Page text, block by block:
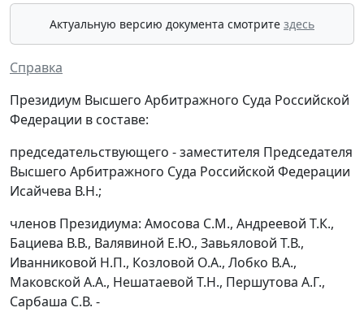
Актуальную версию документа смотрите здесь
Справка
Президиум Высшего Арбитражного Суда Российской
Федерации в составе:
председательствующего - заместителя Председателя
Высшего Арбитражного Суда Российской Федерации
Исайчева В.Н.;
членов Президиума: Амосова С.М., Андреевой Т.К.,
Бациева В.В., Валявиной Е.Ю., Завьяловой Т.В.,
Иванниковой Н.П., Козловой О.А., Лобко В.А.,
Маковской А.А., Нешатаевой Т.Н., Першутова А.Г.,
Сарбаша С.В. -